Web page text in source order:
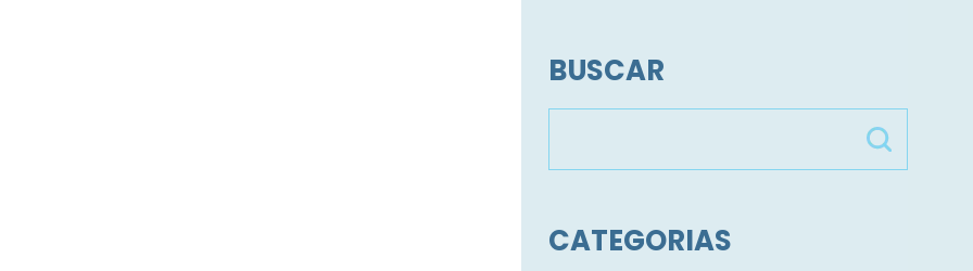
BUSCAR
CATEGORIAS